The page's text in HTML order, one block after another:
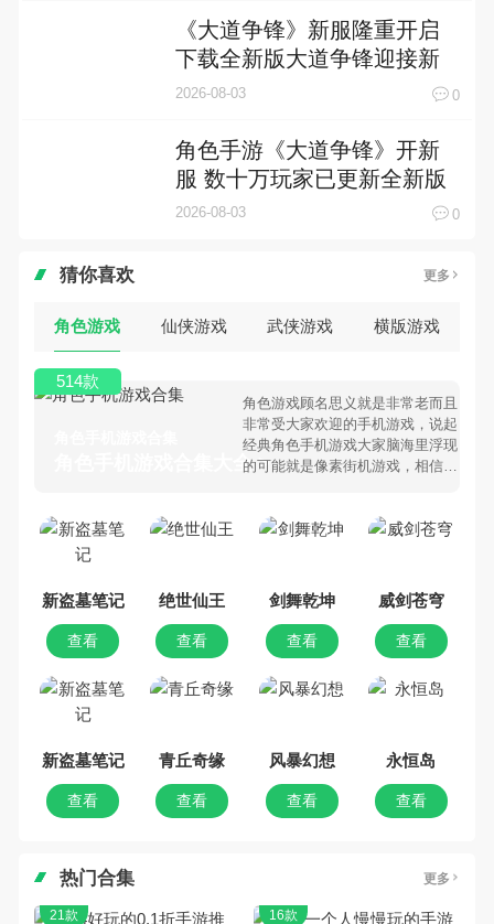
《大道争锋》新服隆重开启
下载全新版大道争锋迎接新
征程
2026-08-03 0
角色手游《大道争锋》开新
服 数十万玩家已更新全新版
2026-08-03 0
猜你喜欢 更多
角色游戏 仙侠游戏 武侠游戏 横版游戏
角色手机游戏合集大全 >
角色游戏顾名思义就是非常老而且
非常受大家欢迎的手机游戏，说起
经典角色手机游戏大家脑海里浮现
的可能就是像素街机游戏，相信很
色手机游戏有哪些呢？游戏今天，
集，欢迎大家前来选择下载体验
514款
新盗墓笔记
查看
绝世仙王
查看
剑舞乾坤
查看
威剑苍穹
查看
新盗墓笔记
查看
青丘奇缘
查看
风暴幻想
查看
永恒岛
查看
热门合集 更多
21款 16款